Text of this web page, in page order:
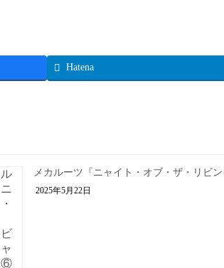
Hatena
メカルーツ『ニャイト・オブ・ザ・リビ
2025年5月22日